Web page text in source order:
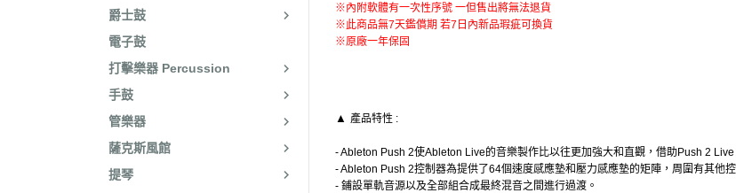
爵士鼓
電子鼓
打擊樂器 Percussion
手鼓
管樂器
薩克斯風館
提琴
※內附軟體有一次性序號 一但售出將無法退貨
※此商品無7天鑑償期 若7日內新品瑕疵可換貨
※原廠一年保固
▲ 產品特性 :
- Ableton Push 2使Ableton Live的音樂製作比以往更加強大和直觀，借助Push 2 Live
- Ableton Push 2控制器為提供了64個速度感應墊和壓力感應墊的矩陣，周圍有其他
- 鋪設單軌音源以及全部組合成最終混音之間進行過渡。